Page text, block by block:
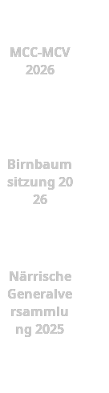
MCC-MCV
2026
Birnbaum
sitzung 20
26
Närrische
Generalve
rsammlu
ng 2025